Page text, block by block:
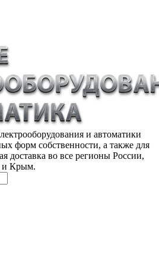
и автоматики
форм собственности, а также для
доставка во все регионы России,
и Крым.